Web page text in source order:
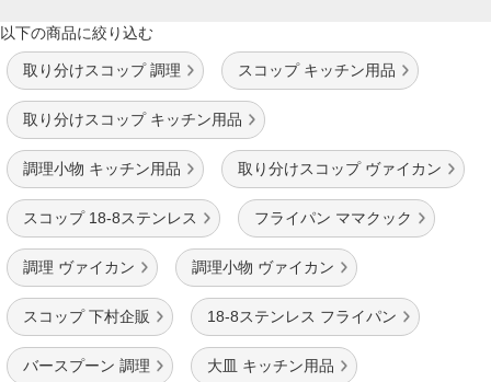
以下の商品に絞り込む
取り分けスコップ 調理 スコップ キッチン用品
取り分けスコップ キッチン用品
調理小物 キッチン用品 取り分けスコップ ヴァイカン
スコップ 18-8ステンレス フライパン ママクック
調理 ヴァイカン 調理小物 ヴァイカン
スコップ 下村企販 18-8ステンレス フライパン
バースプーン 調理 大皿 キッチン用品